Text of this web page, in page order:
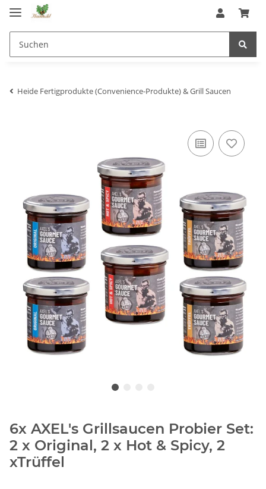
Heide Fertigprodukte (Convenience-Produkte) & Grill Saucen
6x AXEL's Grillsaucen Probier Set:
2 x Original, 2 x Hot & Spicy, 2
xTrüffel